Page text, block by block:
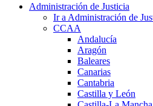
Administración de Justicia
Ir a Administración de
CCAA
Andalucía
Aragón
Baleares
Canarias
Cantabria
Castilla y León